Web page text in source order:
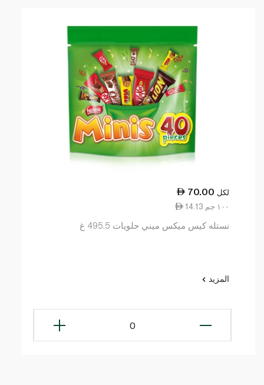
70.00 لكل
14.13 ١٠٠ جم
نستله كيس ميكس ميني حلويات 495.5 غ
المزيد
0